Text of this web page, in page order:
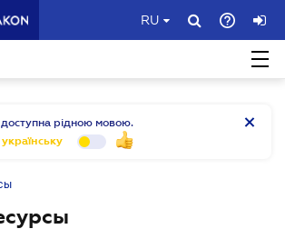
RU
доступна рідною мовою.